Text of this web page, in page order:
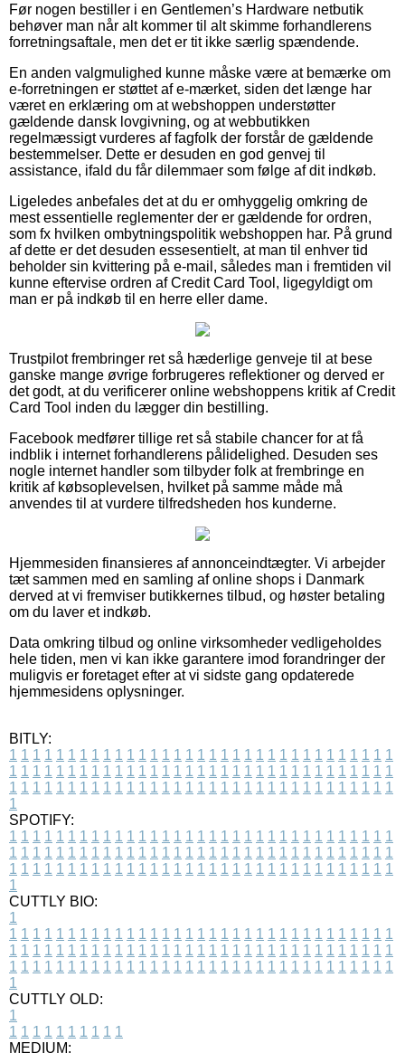
Før nogen bestiller i en Gentlemen’s Hardware netbutik
behøver man når alt kommer til alt skimme forhandlerens
forretningsaftale, men det er tit ikke særlig spændende.
En anden valgmulighed kunne måske være at bemærke om
e-forretningen er støttet af e-mærket, siden det længe har
været en erklæring om at webshoppen understøtter
gældende dansk lovgivning, og at webbutikken
regelmæssigt vurderes af fagfolk der forstår de gældende
bestemmelser. Dette er desuden en god genvej til
assistance, ifald du får dilemmaer som følge af dit indkøb.
Ligeledes anbefales det at du er omhyggelig omkring de
mest essentielle reglementer der er gældende for ordren,
som fx hvilken ombytningspolitik webshoppen har. På grund
af dette er det desuden essesentielt, at man til enhver tid
beholder sin kvittering på e-mail, således man i fremtiden vil
kunne eftervise ordren af Credit Card Tool, ligegyldigt om
man er på indkøb til en herre eller dame.
Trustpilot frembringer ret så hæderlige genveje til at bese
ganske mange øvrige forbrugeres reflektioner og derved er
det godt, at du verificerer online webshoppens kritik af Credit
Card Tool inden du lægger din bestilling.
Facebook medfører tillige ret så stabile chancer for at få
indblik i internet forhandlerens pålidelighed. Desuden ses
nogle internet handler som tilbyder folk at frembringe en
kritik af købsoplevelsen, hvilket på samme måde må
anvendes til at vurdere tilfredsheden hos kunderne.
Hjemmesiden finansieres af annonceindtægter. Vi arbejder
tæt sammen med en samling af online shops i Danmark
derved at vi fremviser butikkernes tilbud, og høster betaling
om du laver et indkøb.
Data omkring tilbud og online virksomheder vedligeholdes
hele tiden, men vi kan ikke garantere imod forandringer der
muligvis er foretaget efter at vi sidste gang opdaterede
hjemmesidens oplysninger.
BITLY:
1 1 1 1 1 1 1 1 1 1 1 1 1 1 1 1 1 1 1 1 1 1 1 1 1 1 1 1 1 1 1 1 1
1 1 1 1 1 1 1 1 1 1 1 1 1 1 1 1 1 1 1 1 1 1 1 1 1 1 1 1 1 1 1 1 1
1 1 1 1 1 1 1 1 1 1 1 1 1 1 1 1 1 1 1 1 1 1 1 1 1 1 1 1 1 1 1 1 1
1
SPOTIFY:
1 1 1 1 1 1 1 1 1 1 1 1 1 1 1 1 1 1 1 1 1 1 1 1 1 1 1 1 1 1 1 1 1
1 1 1 1 1 1 1 1 1 1 1 1 1 1 1 1 1 1 1 1 1 1 1 1 1 1 1 1 1 1 1 1 1
1 1 1 1 1 1 1 1 1 1 1 1 1 1 1 1 1 1 1 1 1 1 1 1 1 1 1 1 1 1 1 1 1
1
CUTTLY BIO:
1
1 1 1 1 1 1 1 1 1 1 1 1 1 1 1 1 1 1 1 1 1 1 1 1 1 1 1 1 1 1 1 1 1
1 1 1 1 1 1 1 1 1 1 1 1 1 1 1 1 1 1 1 1 1 1 1 1 1 1 1 1 1 1 1 1 1
1 1 1 1 1 1 1 1 1 1 1 1 1 1 1 1 1 1 1 1 1 1 1 1 1 1 1 1 1 1 1 1 1
1
CUTTLY OLD:
1
1 1 1 1 1 1 1 1 1 1
MEDIUM: